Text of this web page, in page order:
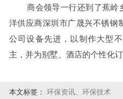
商会领导一行还到了蕉
洋供应商深圳市广晟兴不锈钢
公司设备先进，以制作大型
主，并为别墅、酒店的个性化
本文标签： 环保资讯、环保技术